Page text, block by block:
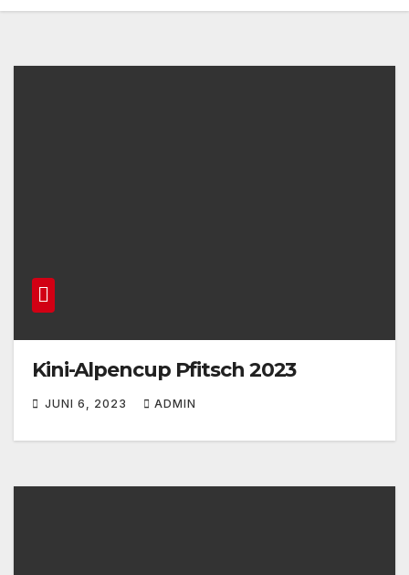
Kini-Alpencup Pfitsch 2023
JUNI 6, 2023 ADMIN